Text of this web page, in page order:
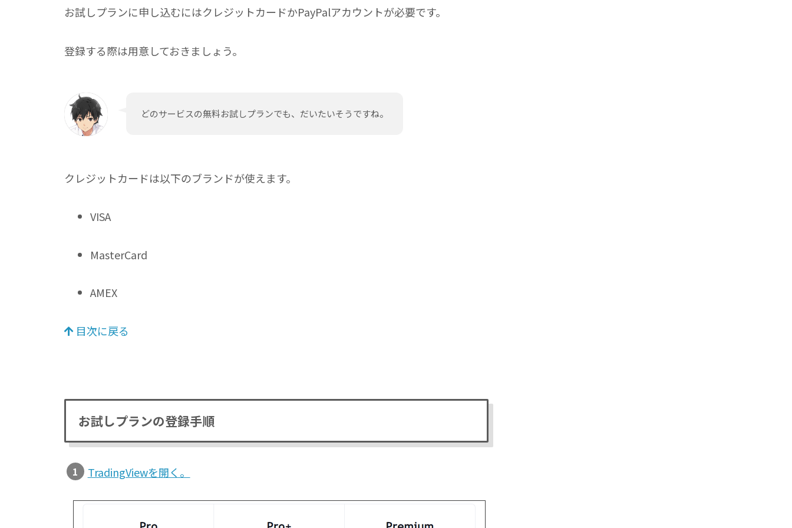
お試しプランに申し込むにはクレジットカードかPayPalアカウントが必要です。
登録する際は用意しておきましょう。
どのサービスの無料お試しプランでも、だいたいそうですね。
クレジットカードは以下のブランドが使えます。
VISA
MasterCard
AMEX
目次に戻る
お試しプランの登録手順
TradingViewを開く。